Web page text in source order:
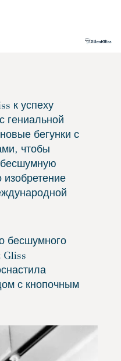
к успеху
гениальной
бегунки с
чтобы
бесшумного
Gliss
с кнопочным